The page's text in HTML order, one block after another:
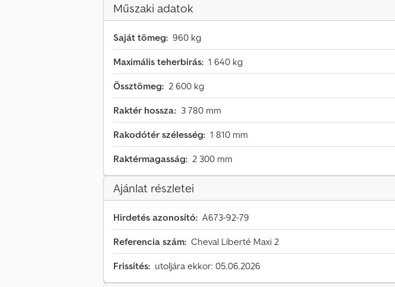
Műszaki adatok
Saját tömeg: 960 kg
Maximális teherbírás: 1 640 kg
Össztömeg: 2 600 kg
Raktér hossza: 3 780 mm
Rakodótér szélesség: 1 810 mm
Raktérmagasság: 2 300 mm
Ajánlat részletei
Hirdetés azonosító: A673-92-79
Referencia szám: Cheval Liberté Maxi 2
Frissítés: utoljára ekkor: 05.06.2026